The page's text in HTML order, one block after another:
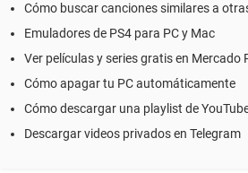
Cómo buscar canciones similares a
Emuladores de PS4 para PC y Mac
Ver películas y series gratis en Mercado
Cómo apagar tu PC automáticamente
Cómo descargar una playlist de
Descargar videos privados en Telegram